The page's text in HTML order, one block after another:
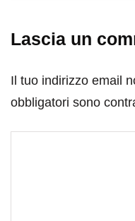
Lascia un
Il tuo indirizzo email
obbligatori sono